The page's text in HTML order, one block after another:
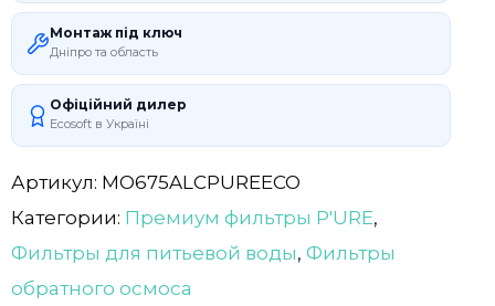
Монтаж під ключ
Дніпро та область
Офіційний дилер
Ecosoft в Україні
Артикул: MO675ALCPUREECO
Категории: Премиум фильтры P'URE,
Фильтры для питьевой воды, Фильтры
обратного осмоса